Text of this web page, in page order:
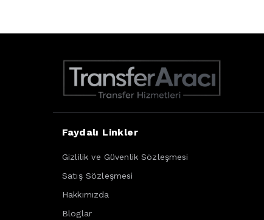
Faydalı Linkler
Gizlilik ve Güvenlik Sözleşmesi
Satış Sözleşmesi
Hakkımızda
Bloglar